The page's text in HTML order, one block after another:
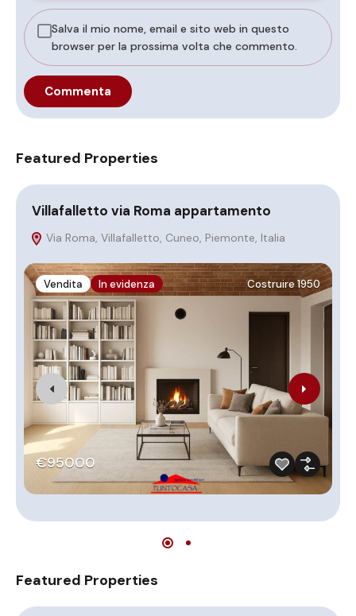
Salva il mio nome, email e sito web in questo
browser per la prossima volta che commento.
Featured Properties
Villafalletto via Roma appartamento
Via Roma, Villafalletto, Cuneo, Piemonte, Italia
Vendita In evidenza Costruire 1950
€95000
Featured Properties